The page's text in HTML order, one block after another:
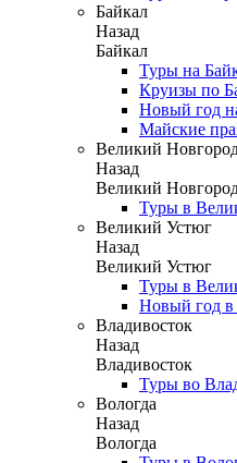
Байкал
Назад
Байкал
Туры на
Круизы по
Новый год
Майские
Великий
Назад
Великий
Туры в
Великий Устюг
Назад
Великий Устюг
Туры в
Новый год в
Владивосток
Назад
Владивосток
Туры во
Вологда
Назад
Вологда